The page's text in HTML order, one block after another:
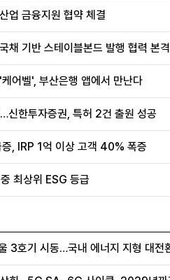
업 금융지원 협약 체결
채 기반 스테이블본드 발행 협력 본
어벨', 부산은행 앱에서 만난다
신한투자증권, 특허 2건 출원 성공
, IRP 1억 이상 고객 40% 폭증
최상위 ESG 등급
3호기 시동…국내 에너지 지형 대전